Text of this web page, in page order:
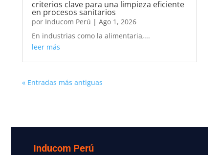
criterios clave para una limpieza eficiente
en procesos sanitarios
por Inducom Perú | Ago 1, 2026
En industrias como la alimentaria,...
leer más
« Entradas más antiguas
Inducom Perú